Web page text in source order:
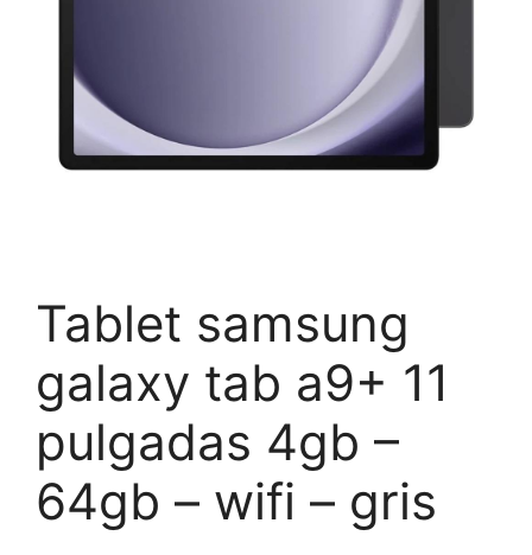
Tablet samsung
galaxy tab a9+ 11
pulgadas 4gb –
64gb – wifi – gris